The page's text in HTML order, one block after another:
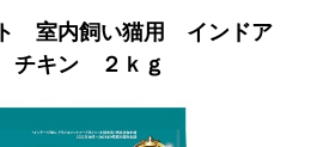
室内飼い猫用 インドア
チキン ２ｋｇ